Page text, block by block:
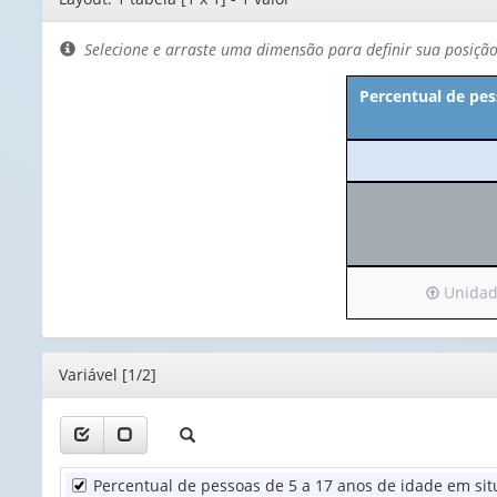
de
layoutSelecione e arraste uma dimensão para definir sua posição
Percentual de
Irá
para
o
apenas
Unidade
Editor
Variável [1/2]
Percentual de pessoas de 5 a 17 anos de idade em